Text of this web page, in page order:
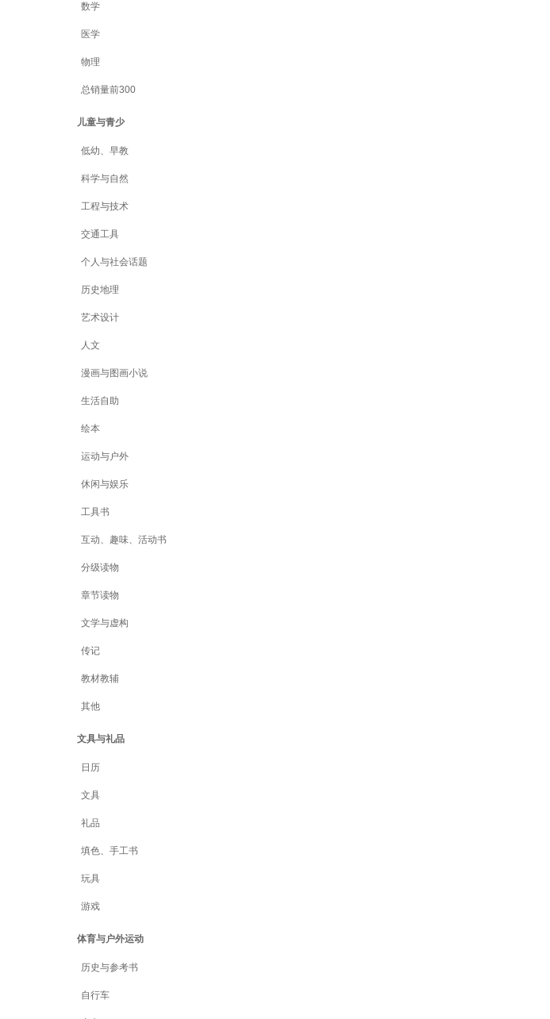
数学
医学
物理
总销量前300
儿童与青少
低幼、早教
科学与自然
工程与技术
交通工具
个人与社会话题
历史地理
艺术设计
人文
漫画与图画小说
生活自助
绘本
运动与户外
休闲与娱乐
工具书
互动、趣味、活动书
分级读物
章节读物
文学与虚构
传记
教材教辅
其他
文具与礼品
日历
文具
礼品
填色、手工书
玩具
游戏
体育与户外运动
历史与参考书
自行车